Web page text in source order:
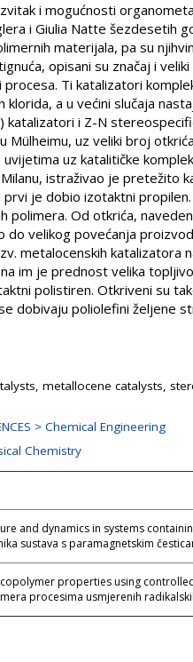
i mogućnosti
i Giulia Natte šezdesetih
materijala, pa su
opisani su značaj i
Ti katalizatori
klorida, a u većini slučaja
i Z-N
Mülheimu, uz veliki broj
uz katalitičke
istraživao je
je dobio izotaktni
polimera. Od otkrića,
velikog povećanja
metalocenskih katalizatora
im je prednost velika
polistiren. Otkriveni su
dobivaju poliolefini željene
metallocene catalysts,
> Chemical Engineering
Chemistry
and dynamics in systems
sustava s paramagnetskim
properties using
procesima usmjerenih